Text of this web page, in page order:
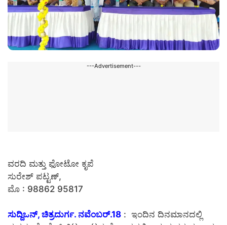
---Advertisement---
ವರದಿ ಮತ್ತು ಫೋಟೋ ಕೃಪೆ
ಸುರೇಶ್ ಪಟ್ಟಣ್,
ಮೊ : 98862 95817
ಸುದ್ದಿಒನ್, ಚಿತ್ರದುರ್ಗ. ನವೆಂಬರ್.18 : ಇಂದಿನ ದಿನಮಾನದಲ್ಲಿ